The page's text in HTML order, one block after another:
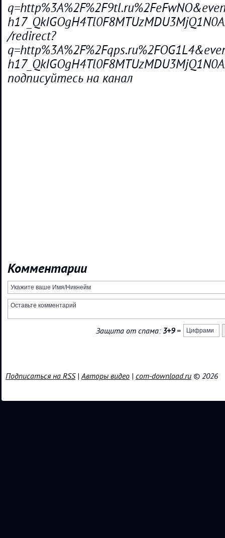
/redirect?
подписуйтесь на канал
Комментарии
Защита от спама:3+9=
Подписаться на RSS|Авторы видео | com-download.ru © 2026